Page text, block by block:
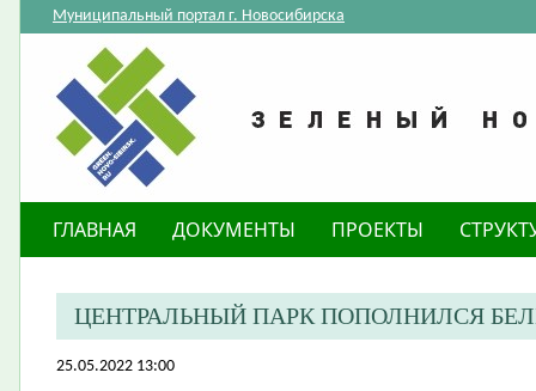
Муниципальный портал г. Новосибирска
ГЛАВНАЯ ДОКУМЕНТЫ ПРОЕКТЫ
ЦЕНТРАЛЬНЫЙ ПАРК ПОПОЛНИЛСЯ
25.05.2022 13:00